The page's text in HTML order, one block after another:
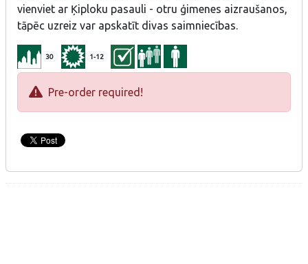
vienviet ar Ķiploku pasauli - otru ģimenes aizraušanos,
tāpēc uzreiz var apskatīt divas saimniecības.
30 1-12
Pre-order required!